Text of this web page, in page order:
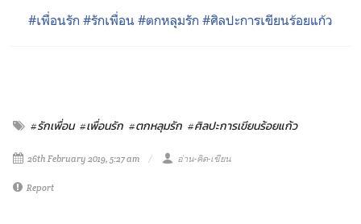
#เพื่อนรัก #รักเพื่อน #ตกหลุมรัก #ศิลปะการเขียนร้อยแก้ว
#รักเพื่อน #เพื่อนรัก #ตกหลุมรัก #ศิลปะการเขียนร้อยแก้ว
26th February 2019, 5:27 am อ่าน-คิด-เขียน
Report